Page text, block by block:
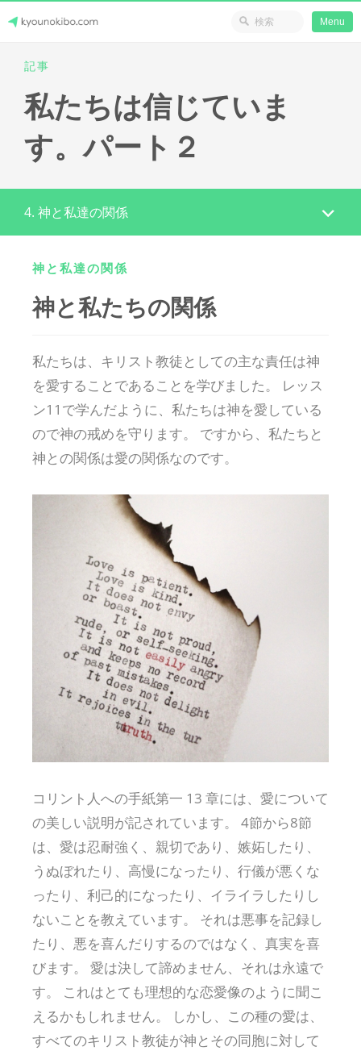
content
Japanese Journey Online
Menu
記事
私たちは信じていま
す。パート２
4. 神と私達の関係
神と私達の関係
神と私たちの関係
私たちは、キリスト教徒としての主な責任は神
を愛することであることを学びました。 レッス
ン11で学んだように、私たちは神を愛している
ので神の戒めを守ります。 ですから、私たちと
神との関係は愛の関係なのです。
コリント人への手紙第一 13 章には、愛について
の美しい説明が記されています。 4節から8節
は、愛は忍耐強く、親切であり、嫉妬したり、
うぬぼれたり、高慢になったり、行儀が悪くな
ったり、利己的になったり、イライラしたりし
ないことを教えています。 それは悪事を記録し
たり、悪を喜んだりするのではなく、真実を喜
びます。 愛は決して諦めません、それは永遠で
す。 これはとても理想的な恋愛像のように聞こ
えるかもしれません。 しかし、この種の愛は、
すべてのキリスト教徒が神とその同胞に対して